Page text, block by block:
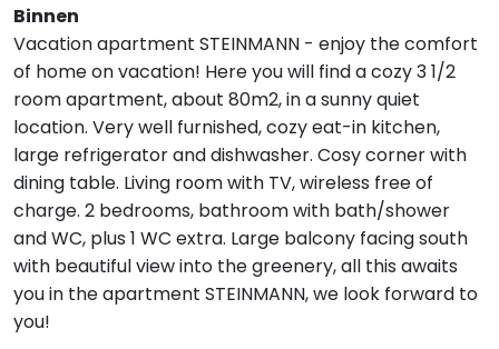
Binnen
Vacation apartment STEINMANN - enjoy the comfort
of home on vacation! Here you will find a cozy 3 1/2
room apartment, about 80m2, in a sunny quiet
location. Very well furnished, cozy eat-in kitchen,
large refrigerator and dishwasher. Cosy corner with
dining table. Living room with TV, wireless free of
charge. 2 bedrooms, bathroom with bath/shower
and WC, plus 1 WC extra. Large balcony facing south
with beautiful view into the greenery, all this awaits
you in the apartment STEINMANN, we look forward to
you!